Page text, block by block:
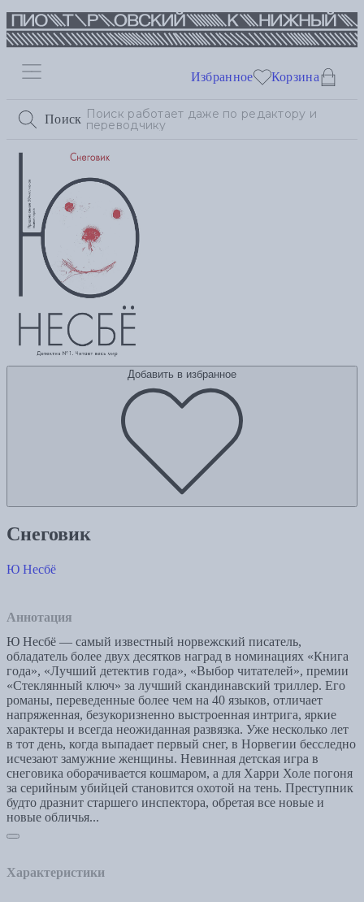
Поиск
Избранное Корзина
Добавить в избранное
Снеговик
Ю Несбё
Аннотация
Ю Несбё — самый известный норвежский писатель,
обладатель более двух десятков наград в номинациях «Книга
года», «Лучший детектив года», «Выбор читателей», премии
«Стеклянный ключ» за лучший скандинавский триллер. Его
романы, переведенные более чем на 40 языков, отличает
напряженная, безукоризненно выстроенная интрига, яркие
характеры и всегда неожиданная развязка. Уже несколько лет
в тот день, когда выпадает первый снег, в Норвегии бесследно
исчезают замужние женщины. Невинная детская игра в
снеговика оборачивается кошмаром, а для Харри Холе погоня
за серийным убийцей становится охотой на тень. Преступник
будто дразнит старшего инспектора, обретая все новые и
новые обличья...
Характеристики